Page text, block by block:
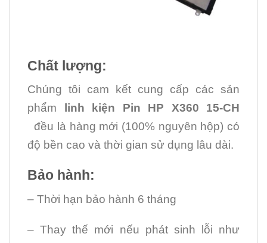
Chất lượng:
Chúng tôi cam kết cung cấp các sản
phẩm
linh kiện Pin HP X360 15-CH
đều là hàng mới (100% nguyên hộp) có
độ bền cao và thời gian sử dụng lâu dài.
Bảo hành:
– Thời hạn bảo hành 6 tháng
– Thay thế mới nếu phát sinh lỗi như